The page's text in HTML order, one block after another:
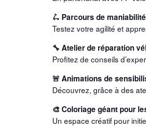
🛴 Parcours de
Testez votre agilité et
🔧 Atelier de réparation
Profitez de conseils
🚨 Animations de
Découvrez, grâce à des
🎨 Coloriage géant pour
Un espace créatif pour